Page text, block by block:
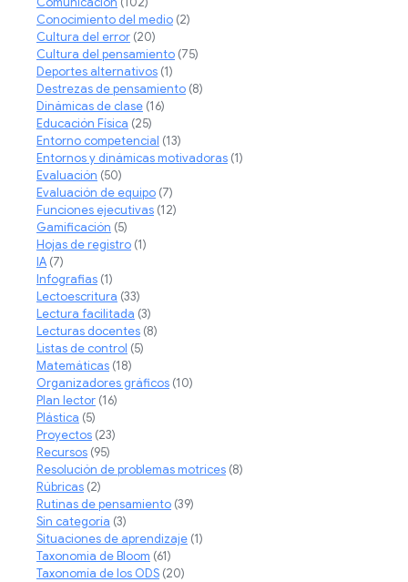
Conocimiento del medio (2)
Cultura del error (20)
Cultura del pensamiento (75)
Deportes alternativos (1)
Destrezas de pensamiento (8)
Dinámicas de clase (16)
Educación Física (25)
Entorno competencial (13)
Entornos y dinámicas motivadoras (1)
Evaluación (50)
Evaluación de equipo (7)
Funciones ejecutivas (12)
Gamificación (5)
Hojas de registro (1)
IA (7)
Infografias (1)
Lectoescritura (33)
Lectura facilitada (3)
Lecturas docentes (8)
Listas de control (5)
Matemáticas (18)
Organizadores gráficos (10)
Plan lector (16)
Plástica (5)
Proyectos (23)
Recursos (95)
Resolución de problemas motrices (8)
Rúbricas (2)
Rutinas de pensamiento (39)
Sin categoría (3)
Situaciones de aprendizaje (1)
Taxonomia de Bloom (61)
Taxonomía de los ODS (20)